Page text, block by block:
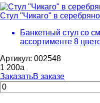
Стул "Чикаго" в
Банкетный стул со
ассортименте 8
Артикул: 002548
1 200a
ЗаказатьВ заказе